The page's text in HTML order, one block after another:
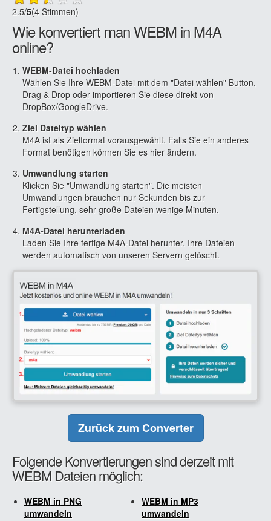
2.5/5(4 Stimmen)
Wie konvertiert man WEBM in M4A
online?
WEBM-Datei hochladen
Wählen Sie Ihre WEBM-Datei mit dem "Datei wählen" Button,
Drag & Drop oder importieren Sie diese direkt von
DropBox/GoogleDrive.
Ziel Dateityp wählen
M4A ist als Zielformat vorausgewählt. Falls Sie ein anderes
Format benötigen können Sie es hier ändern.
Umwandlung starten
Klicken Sie "Umwandlung starten". Die meisten
Umwandlungen brauchen nur Sekunden bis zur
Fertigstellung, sehr große Dateien wenige Minuten.
M4A-Datei herunterladen
Laden Sie Ihre fertige M4A-Datei herunter. Ihre Dateien
werden automatisch von unseren Servern gelöscht.
Zurück zum Converter
Folgende Konvertierungen sind derzeit mit
WEBM Dateien möglich:
WEBM in PNG
umwandeln
WEBM in MP3
umwandeln